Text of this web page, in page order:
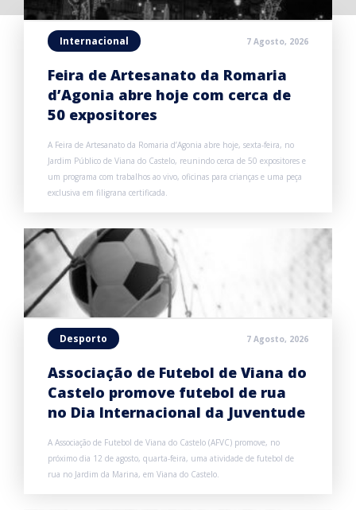
Internacional 7 Agosto, 2026
Feira de Artesanato da Romaria
d’Agonia abre hoje com cerca de
50 expositores
A Feira de Artesanato da Romaria d’Agonia abre hoje, sexta-feira, no
Jardim Público de Viana do Castelo, reunindo cerca de 50 expositores e
um programa com trabalhos ao vivo, oficinas para crianças e uma peça
exclusiva em filigrana certificada.
Desporto 7 Agosto, 2026
Associação de Futebol de Viana do
Castelo promove futebol de rua
no Dia Internacional da Juventude
A Associação de Futebol de Viana do Castelo (AFVC) promove, no
próximo dia 12 de agosto, quarta-feira, uma atividade de futebol de
rua no Jardim da Marina, em Viana do Castelo.